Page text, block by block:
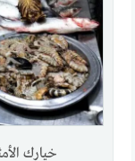
خيارك